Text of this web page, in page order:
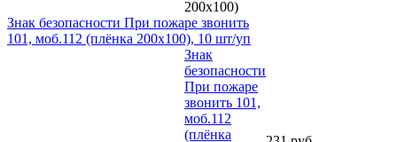
200х100)
Знак безопасности При пожаре звонить
101, моб.112 (плёнка 200х100), 10 шт/уп
Знак
безопасности
При пожаре
звонить 101,
моб.112
(плёнка